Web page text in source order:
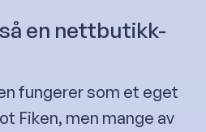
en nettbutikk-
fungerer som et eget
Fiken, men mange av